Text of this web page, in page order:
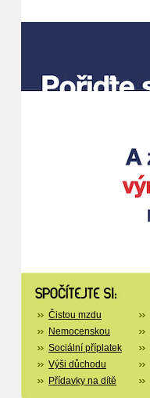
Čistou mzdu
Nemocenskou
Sociální příplatek
Výši důchodu
Přídavky na dítě